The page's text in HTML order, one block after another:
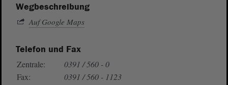
Wegbeschreibung
Auf Google Maps
Telefon und Fax
Zentrale:
0391 / 560 - 0
Fax:
0391 / 560 - 1123